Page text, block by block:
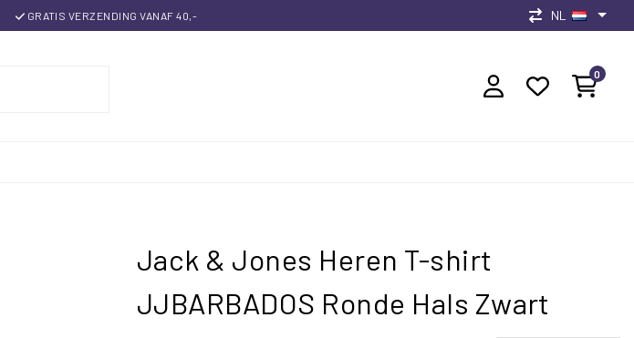
GRATIS VERZENDING VANAF 40,- NL
0
Jack & Jones Heren T-shirt
JJBARBADOS Ronde Hals Zwart